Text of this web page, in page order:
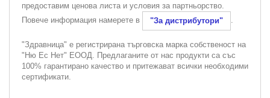
предоставим ценова листа и условия за партньорство.
Повече информация намерете в
"За дистрибутори" .
"Здравница" е регистрирана търговска марка собственост на
"Ню Ес Нет" ЕООД. Предлаганите от нас продукти са със
100% гарантирано качество и притежават всички необходими
сертификати.